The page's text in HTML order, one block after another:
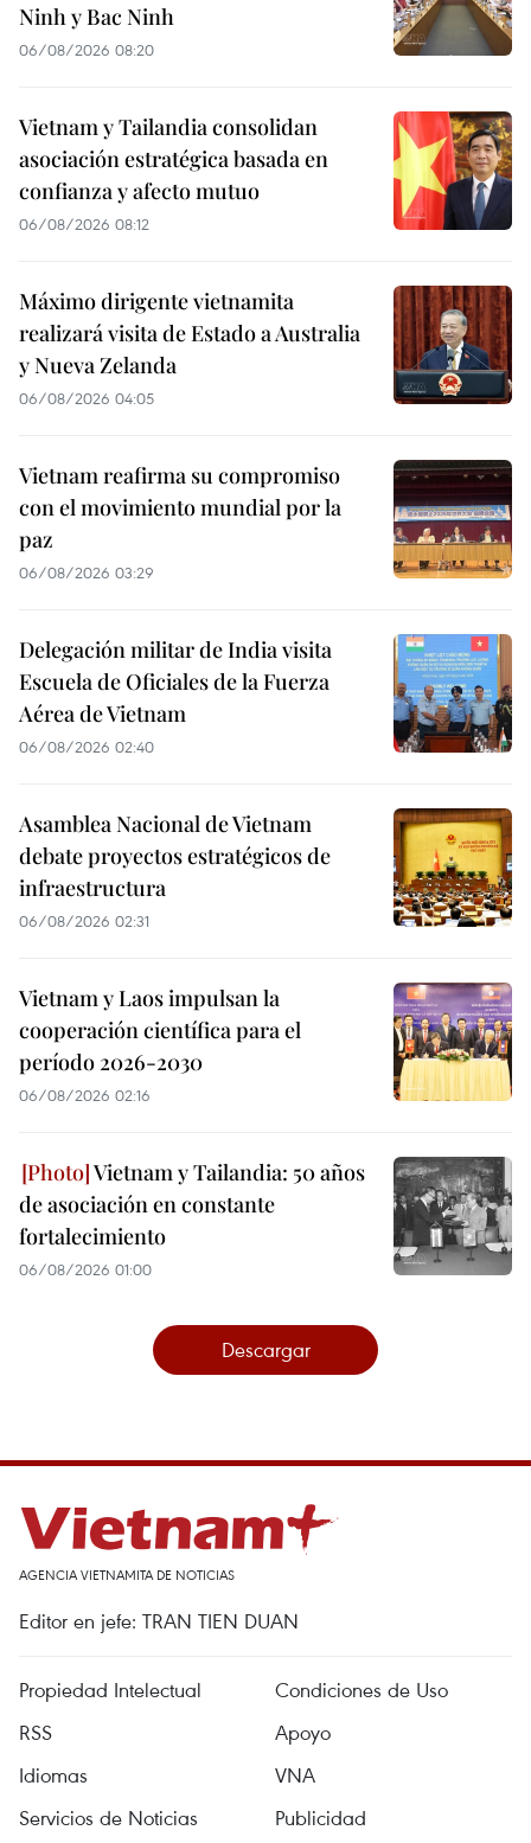
Ninh y Bac Ninh
06/08/2026 08:20
Vietnam y Tailandia consolidan
asociación estratégica basada en
confianza y afecto mutuo
06/08/2026 08:12
Máximo dirigente vietnamita
realizará visita de Estado a Australia
y Nueva Zelanda
06/08/2026 04:05
Vietnam reafirma su compromiso
con el movimiento mundial por la
paz
06/08/2026 03:29
Delegación militar de India visita
Escuela de Oficiales de la Fuerza
Aérea de Vietnam
06/08/2026 02:40
Asamblea Nacional de Vietnam
debate proyectos estratégicos de
infraestructura
06/08/2026 02:31
Vietnam y Laos impulsan la
cooperación científica para el
período 2026-2030
06/08/2026 02:16
Vietnam y Tailandia: 50 años
de asociación en constante
fortalecimiento
06/08/2026 01:00
Descargar
AGENCIA VIETNAMITA DE NOTICIAS
Editor en jefe: TRAN TIEN DUAN
Propiedad Intelectual
Condiciones de Uso
RSS
Apoyo
Idiomas
VNA
Servicios de Noticias
Publicidad